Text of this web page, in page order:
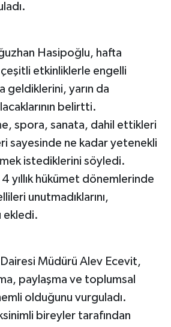
Hasipoğlu, hafta
etkinliklerle engelli
geldiklerini, yarın da
belirtti.
spora, sanata, dahil ettikleri
sayesinde ne kadar yetenekli
istediklerini söyledi.
yıllık hükümet dönemlerinde
unutmadıklarını,
ekledi.
Müdürü Alev Ecevit,
paylaşma ve toplumsal
olduğunu vurguladı.
bireyler tarafından